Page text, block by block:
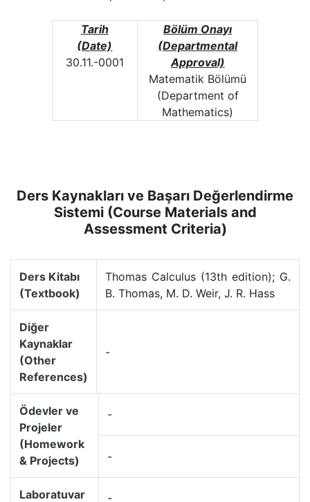
Tarih
(Date)
30.11.-0001
Bölüm Onayı
(Departmental
Approval)
Matematik Bölümü
(Department of
Mathematics)
Ders Kaynakları ve Başarı Değerlendirme
Sistemi (Course Materials and
Assessment Criteria)
Ders Kitabı
(Textbook)
Thomas Calculus (13th edition); G.
B. Thomas, M. D. Weir, J. R. Hass
Diğer
Kaynaklar
(Other
References)
-
Ödevler ve
Projeler
(Homework
& Projects)
-
-
Laboratuvar
-